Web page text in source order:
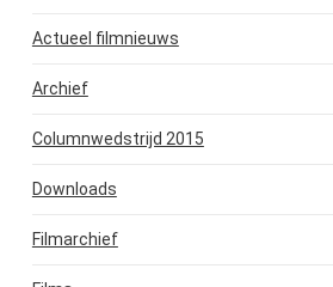
Actueel filmnieuws
Archief
Columnwedstrijd 2015
Downloads
Filmarchief